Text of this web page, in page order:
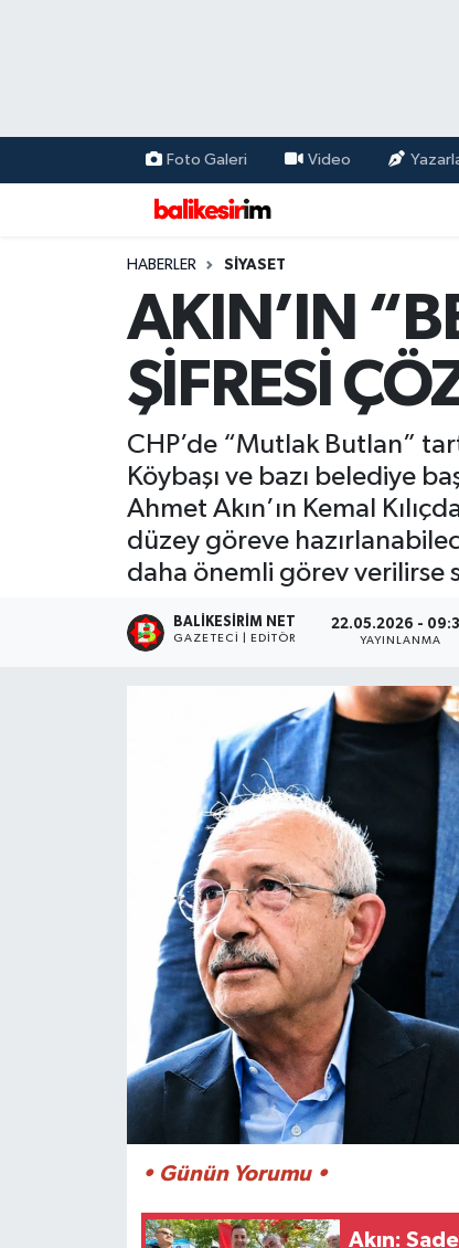
Foto Galeri Video
HABERLER SİYASET
AKIN’IN
ŞİFRESİ
CHP’de “Mutlak Butlan”
Köybaşı ve bazı belediye
Ahmet Akın’ın Kemal
düzey göreve
daha önemli görev
BALIKESIRIM NET
GAZETECI | EDITÖR
22.05.2026 -
YAYINLANMA
• Günün Yorumu •
Akın: